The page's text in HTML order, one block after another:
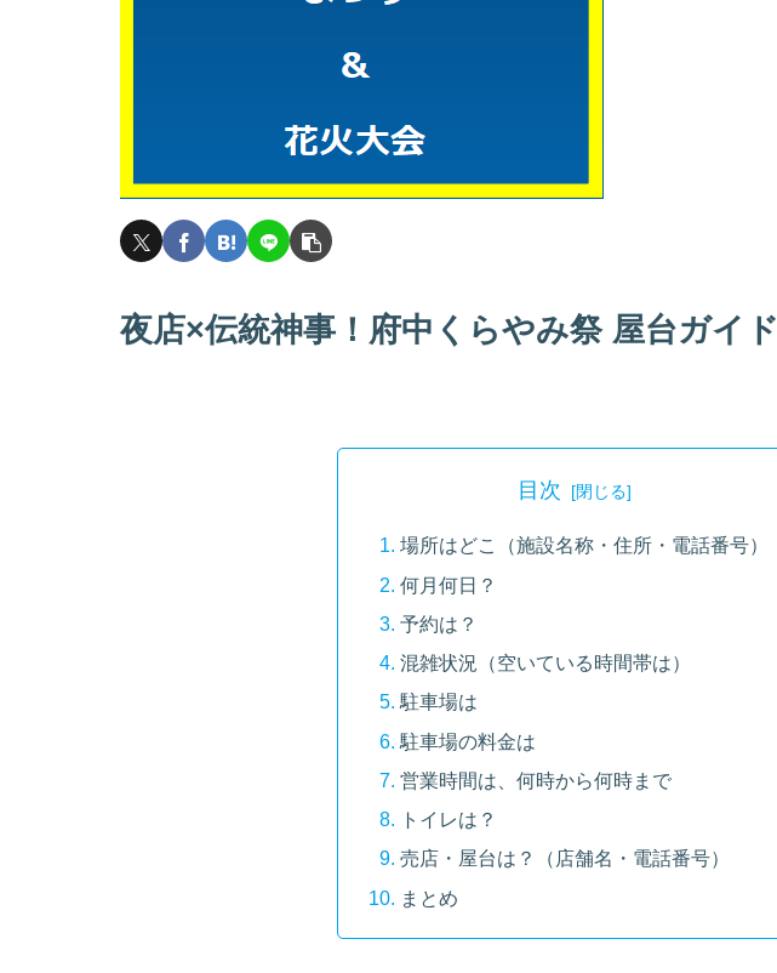
夜店×伝統神事！府中くらやみ祭 屋台ガイド
目次
場所はどこ（施設名称・住所・電話番号）
何月何日？
予約は？
混雑状況（空いている時間帯は）
駐車場は
駐車場の料金は
営業時間は、何時から何時まで
トイレは？
売店・屋台は？（店舗名・電話番号）
まとめ